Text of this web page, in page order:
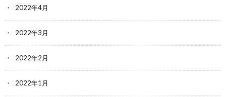
2022年4月
2022年3月
2022年2月
2022年1月